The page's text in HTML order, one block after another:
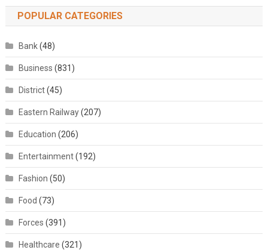
POPULAR CATEGORIES
Bank(48)
Business (831)
District(45)
Eastern Railway(207)
Education (206)
Entertainment(192)
Fashion (50)
Food (73)
Forces (391)
Healthcare (321)